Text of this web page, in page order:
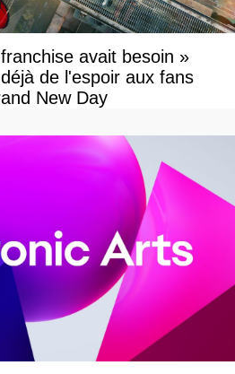
avait besoin »
de l'espoir aux fans
New Day